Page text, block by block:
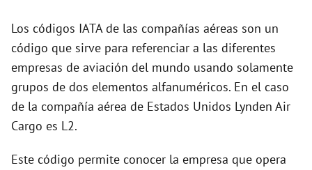
y
V
i
d
Los códigos IATA de las compañías aéreas son un
código que sirve para referenciar a las diferentes
empresas de aviación del mundo usando solamente
grupos de dos elementos alfanuméricos. En el caso
de la compañía aérea de Estados Unidos Lynden Air
Cargo es L2.
Este código permite conocer la empresa que opera